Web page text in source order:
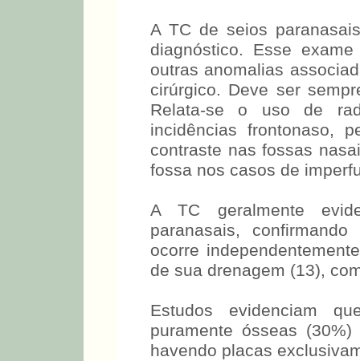
A TC de seios
diagnóstico. Esse
outras anomalias
cirúrgico. Deve ser
Relata-se o uso de
incidências frontonaso,
contraste nas fossas
fossa nos casos de
A TC geralmente
paranasais,
ocorre
de sua drenagem (13),
Estudos evidenciam
puramente ósseas
havendo placas